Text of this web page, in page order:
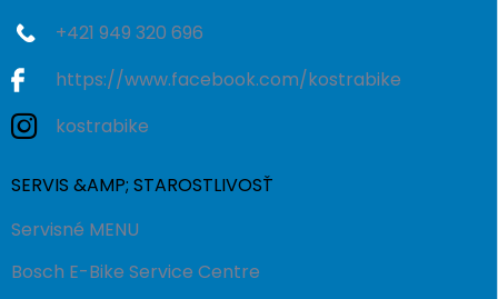
+421 949 320 696
https://www.facebook.com/kostrabike
kostrabike
SERVIS &AMP; STAROSTLIVOSŤ
Servisné MENU
Bosch E-Bike Service Centre